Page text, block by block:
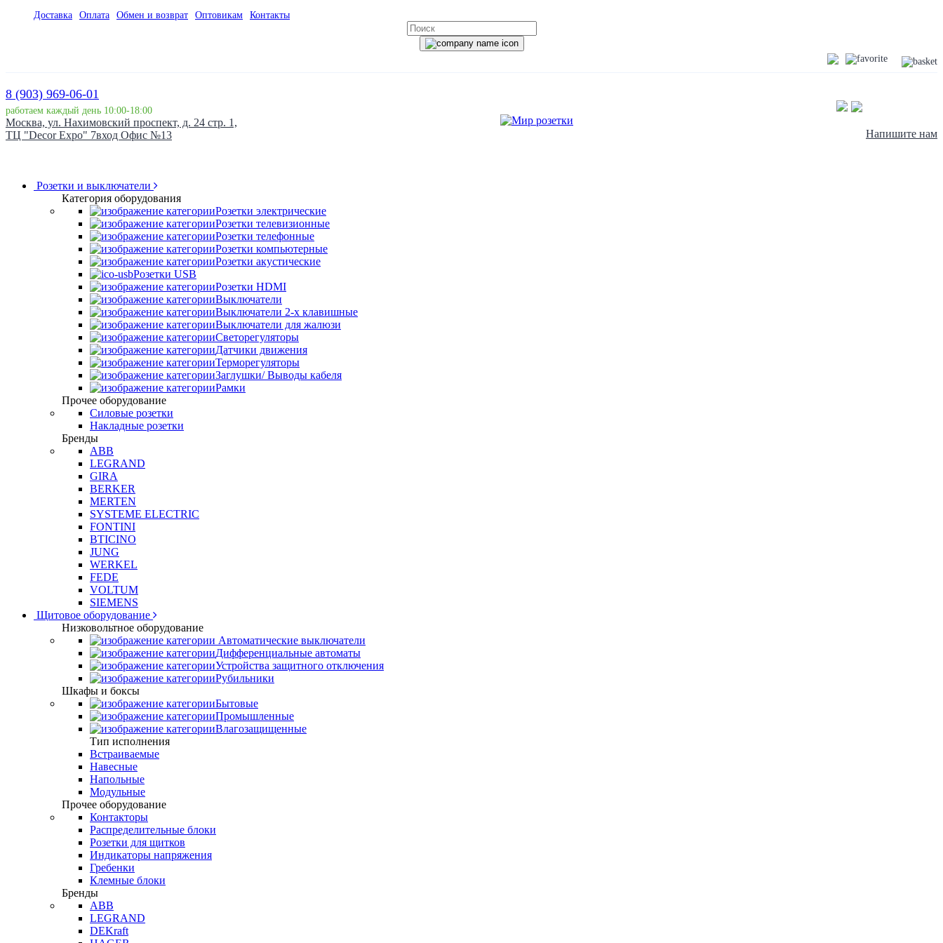
Доставка Оплата Обмен и возврат Оптовикам Контакты
8 (903) 969-06-01
работаем каждый день 10:00-18:00
Москва, ул. Нахимовский проспект, д. 24 стр. 1,
ТЦ "Decor Expo" 7вход Офис №13
Напишите нам
Розетки и выключатели
Категория оборудования
Розетки электрические
Розетки телевизионные
Розетки телефонные
Розетки компьютерные
Розетки акустические
Розетки USB
Розетки HDMI
Выключатели
Выключатели 2-х клавишные
Выключатели для жалюзи
Светорегуляторы
Датчики движения
Терморегуляторы
Заглушки/ Выводы кабеля
Рамки
Прочее оборудование
Силовые розетки
Накладные розетки
Бренды
ABB
LEGRAND
GIRA
BERKER
MERTEN
SYSTEME ELECTRIC
FONTINI
BTICINO
JUNG
WERKEL
FEDE
VOLTUM
SIEMENS
Щитовое оборудование
Низковольтное оборудование
Автоматические выключатели
Дифференциальные автоматы
Устройства защитного отключения
Рубильники
Шкафы и боксы
Бытовые
Промышленные
Влагозащищенные
Тип исполнения
Встраиваемые
Навесные
Напольные
Модульные
Прочее оборудование
Контакторы
Распределительные блоки
Розетки для щитков
Индикаторы напряжения
Гребенки
Клемные блоки
Бренды
ABB
LEGRAND
DEKraft